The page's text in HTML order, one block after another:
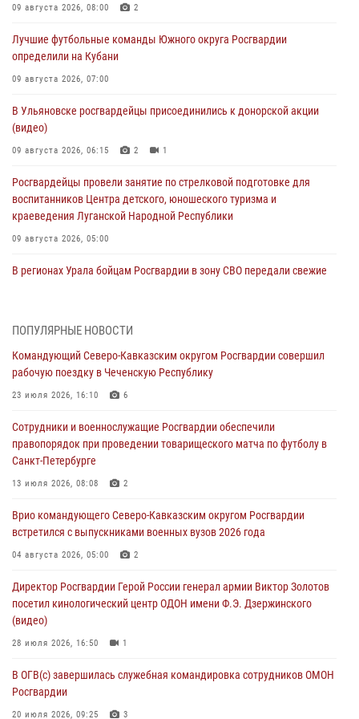
09 августа 2026, 08:00 2
Лучшие футбольные команды Южного округа Росгвардии
определили на Кубани
09 августа 2026, 07:00
В Ульяновске росгвардейцы присоединились к донорской акции
(видео)
09 августа 2026, 06:15 2 1
Росгвардейцы провели занятие по стрелковой подготовке для
воспитанников Центра детского, юношеского туризма и
краеведения Луганской Народной Республики
09 августа 2026, 05:00
В регионах Урала бойцам Росгвардии в зону СВО передали свежие
проходит в Сибири
09 августа 2026, 04:00
Поклонной горе в Москве (видео)
08 августа 2026, 14:10 3
В ЛНР росгвардейцы провели тренировку по единоборствам для
08 августа 2026, 13:00 1
Сотрудники Росгвардии присоединились к утренней разминке у
08 августа 2026, 09:29
ПОПУЛЯРНЫЕ НОВОСТИ
Командующий Северо-Кавказским округом Росгвардии совершил
рабочую поездку в Чеченскую Республику
23 июля 2026, 16:10 6
Сотрудники и военнослужащие Росгвардии обеспечили
правопорядок при проведении товарищеского матча по футболу в
Санкт-Петербурге
13 июля 2026, 08:08 2
Врио командующего Северо-Кавказским округом Росгвардии
встретился с выпускниками военных вузов 2026 года
04 августа 2026, 05:00 2
Директор Росгвардии Герой России генерал армии Виктор Золотов
посетил кинологический центр ОДОН имени Ф.Э. Дзержинского
(видео)
28 июля 2026, 16:50 1
В ОГВ(с) завершилась служебная командировка сотрудников ОМОН
Росгвардии
20 июля 2026, 09:25 3